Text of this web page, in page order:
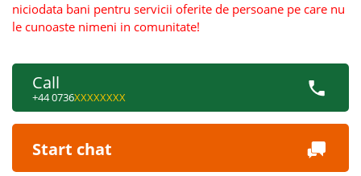
niciodata bani pentru servicii oferite de persoane pe care nu
le cunoaste nimeni in comunitate!
Call
+44 0736XXXXXXXX
Start chat